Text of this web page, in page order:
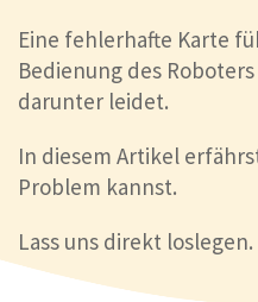
Eine fehlerhafte Karte
Bedienung des
darunter leidet.
In diesem Artikel
Problem kannst.
Lass uns direkt loslegen.